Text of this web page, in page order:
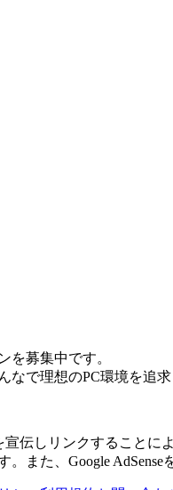
を募集中です。
なで理想のPC環境を追求
宣伝しリンクすること
。また、Google